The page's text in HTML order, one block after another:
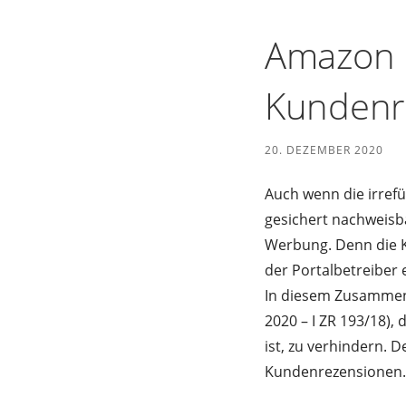
20. DEZEMBER 2020
Auch wenn die
gesichert
Werbung. Denn die
der Portalbetreiber
In diesem
2020 – I ZR 193/
ist, zu verhindern.
Kundenrezensionen.